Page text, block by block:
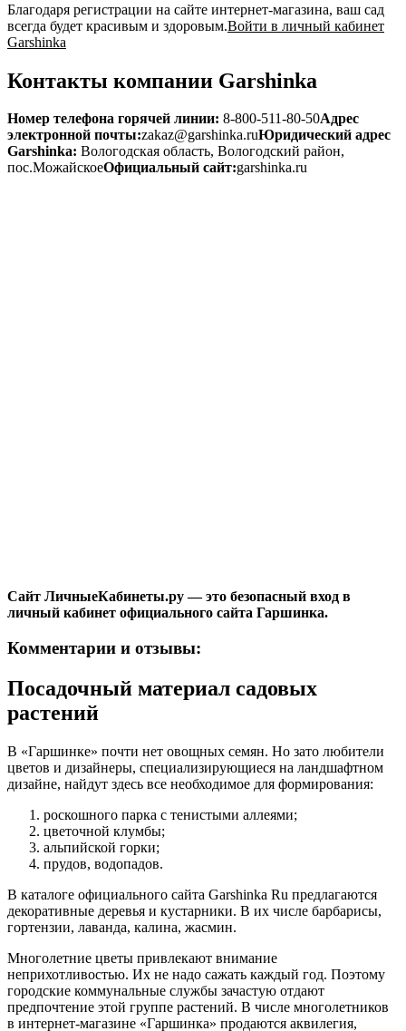
Благодаря регистрации на сайте интернет-магазина, ваш сад
всегда будет красивым и здоровым.Войти в личный кабинет
Garshinka
Контакты компании Garshinka
Номер телефона горячей линии: 8-800-511-80-50Адрес
электронной почты:zakaz@garshinka.ruЮридический адрес
Garshinka: Вологодская область, Вологодский район,
пос.МожайскоеОфициальный сайт:garshinka.ru
Сайт ЛичныеКабинеты.ру — это безопасный вход в
личный кабинет официального сайта Гаршинка.
Комментарии и отзывы:
Посадочный материал садовых
растений
В «Гаршинке» почти нет овощных семян. Но зато любители
цветов и дизайнеры, специализирующиеся на ландшафтном
дизайне, найдут здесь все необходимое для формирования:
роскошного парка с тенистыми аллеями;
цветочной клумбы;
альпийской горки;
прудов, водопадов.
В каталоге официального сайта Garshinka Ru предлагаются
декоративные деревья и кустарники. В их числе барбарисы,
гортензии, лаванда, калина, жасмин.
Многолетние цветы привлекают внимание
неприхотливостью. Их не надо сажать каждый год. Поэтому
городские коммунальные службы зачастую отдают
предпочтение этой группе растений. В числе многолетников
в интернет-магазине «Гаршинка» продаются аквилегия,